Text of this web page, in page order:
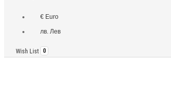
€ Euro
лв. Лев
Wish List 0